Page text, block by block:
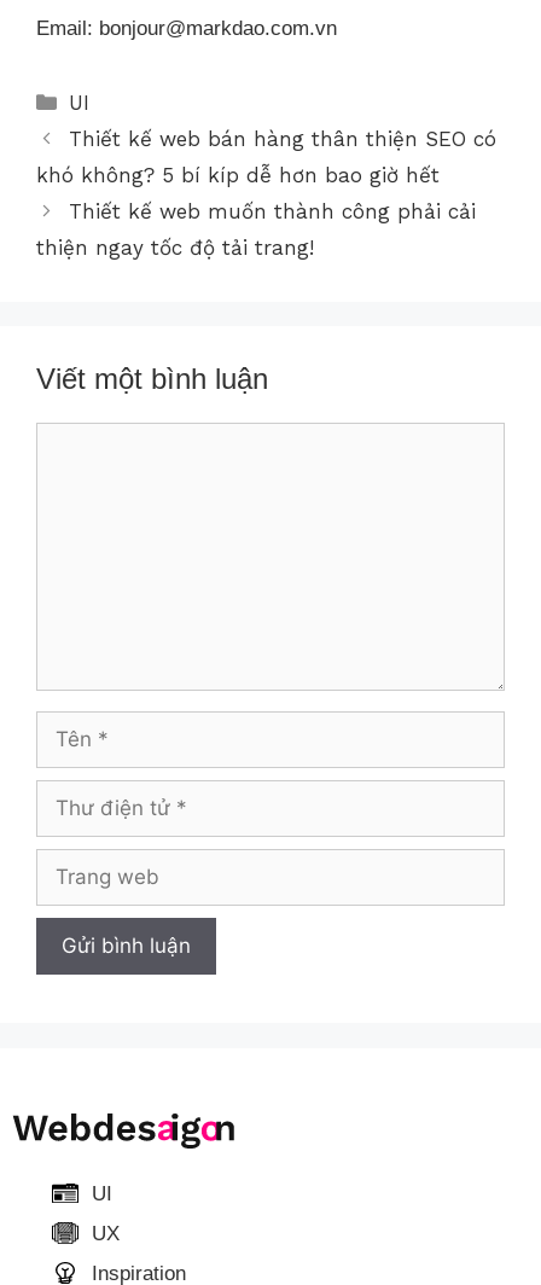
Email: bonjour@markdao.com.vn
UI
Thiết kế web bán hàng thân thiện SEO có
khó không? 5 bí kíp dễ hơn bao giờ hết
Thiết kế web muốn thành công phải cải
thiện ngay tốc độ tải trang!
Viết một bình luận
UI
UX
Inspiration